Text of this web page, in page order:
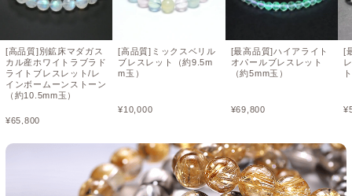
[高品質]別鉱床マダガス
カル産ホワイトラブラド
ライトブレスレット/レ
インボームーンストーン
（約10.5mm玉）
¥65,800
[高品質]ミックスベリル
ブレスレット（約9.5m
m玉）
¥10,000
[最高品質]ハイアライト
オパールブレスレット
（約5mm玉）
¥69,800
[
¥